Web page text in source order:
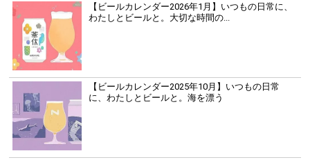
【ビールカレンダー2026年1月】いつもの日常に、
わたしとビールと。大切な時間の...
【ビールカレンダー2025年10月】いつもの日常
に、わたしとビールと。海を漂う